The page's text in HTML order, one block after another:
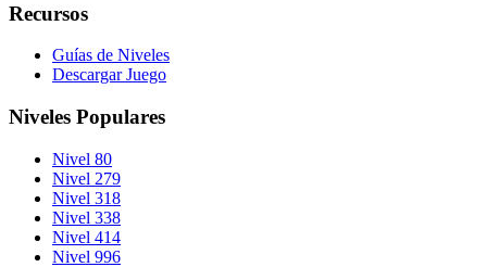
Recursos
Guías de Niveles
Descargar Juego
Niveles Populares
Nivel 80
Nivel 279
Nivel 318
Nivel 338
Nivel 414
Nivel 996